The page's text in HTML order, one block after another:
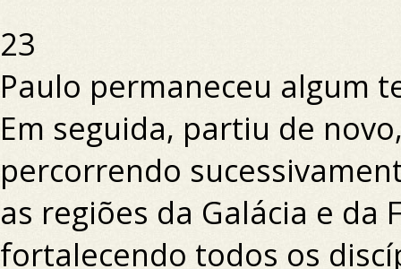
23
Paulo permaneceu algum
Em seguida, partiu de
percorrendo
as regiões da Galácia e da
fortalecendo todos os